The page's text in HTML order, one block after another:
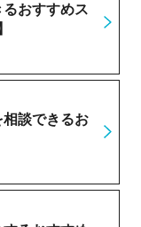
おすすめス
相談できるお